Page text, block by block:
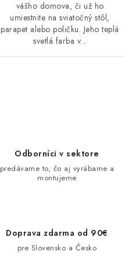
vášho domova, či už ho
umiestnite na sviatočný stôl,
parapet alebo poličku. Jeho teplá
svetlá farba v...
Odborníci v sektore
predávame to, čo aj vyrábame a
montujeme
Doprava zdarma od 90€
pre Slovensko a Česko